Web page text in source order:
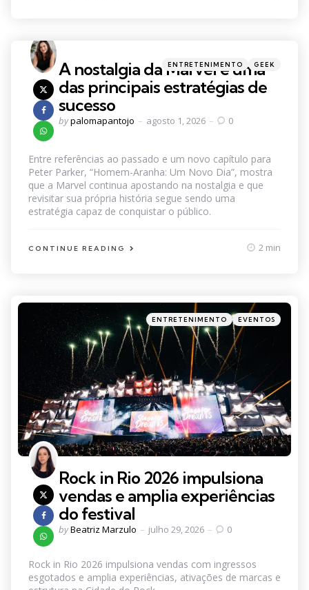
Categories
Posted
in
ENTRETENIMENTO GEEK
A nostalgia da Marvel é uma
das principais estratégias de
sucesso
Posted
bypalomapantojo agosto 1, 2026 0
Entre referências ao passado e um novo capítulo para
Peter Parker, “Homem-Aranha: Um Novo Dia”, mostra
que a Marvel continua apostando na nostalgia e que
revisitar sua própria história segue sendo uma
estratégia capaz de conquistar o público.
CONTINUE READING 2 min
Categories
Posted
in
ENTRETENIMENTO EVENTOS
Rock in Rio 2026 impulsiona
vendas e amplia experiências
do festival
Posted
byBeatriz Marzulo julho 29, 2026 0
Rock in Rio 2026 impulsiona vendas com ingressos
esgotados e amplia experiências, ativações de marcas e